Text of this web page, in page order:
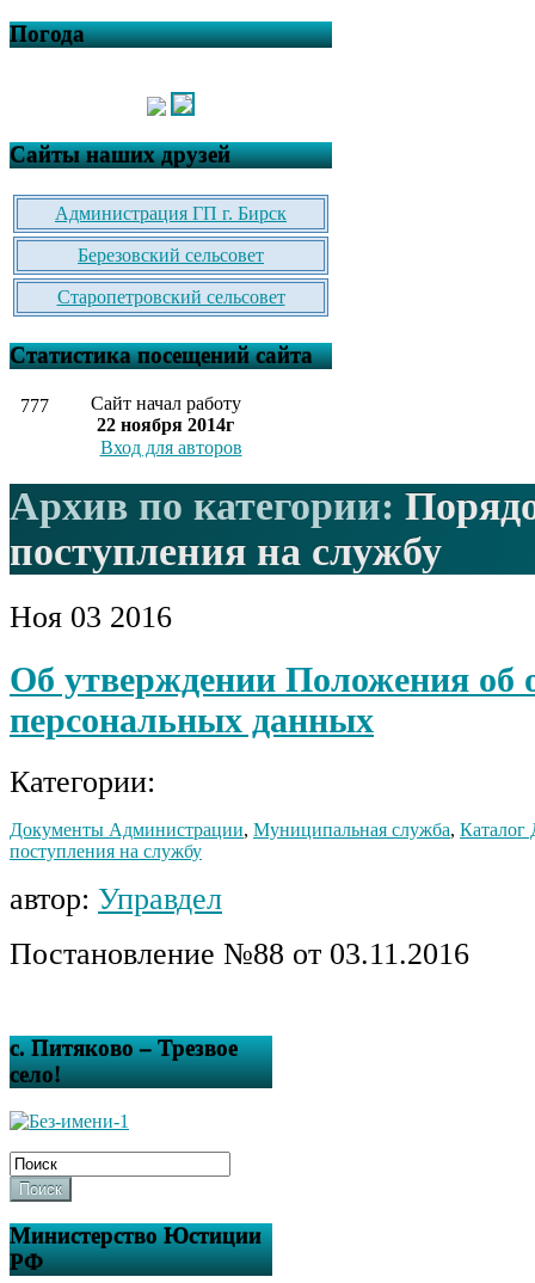
Погода
Сайты наших друзей
Администрация ГП г. Бирск
Березовский сельсовет
Старопетровский сельсовет
Статистика посещений сайта
777
Сайт начал работу
22 ноября 2014г
Вход для авторов
Архив по категории:
поступления на службу
Ноя 03 2016
Об утверждении Положения об
персональных данных
Категории:
Документы Администрации, Муниципальная служба, Каталог
поступления на службу
автор: Управдел
Постановление №88 от 03.11.2016
с. Питяково – Трезвое
село!
Поиск
Министерство Юстиции
РФ